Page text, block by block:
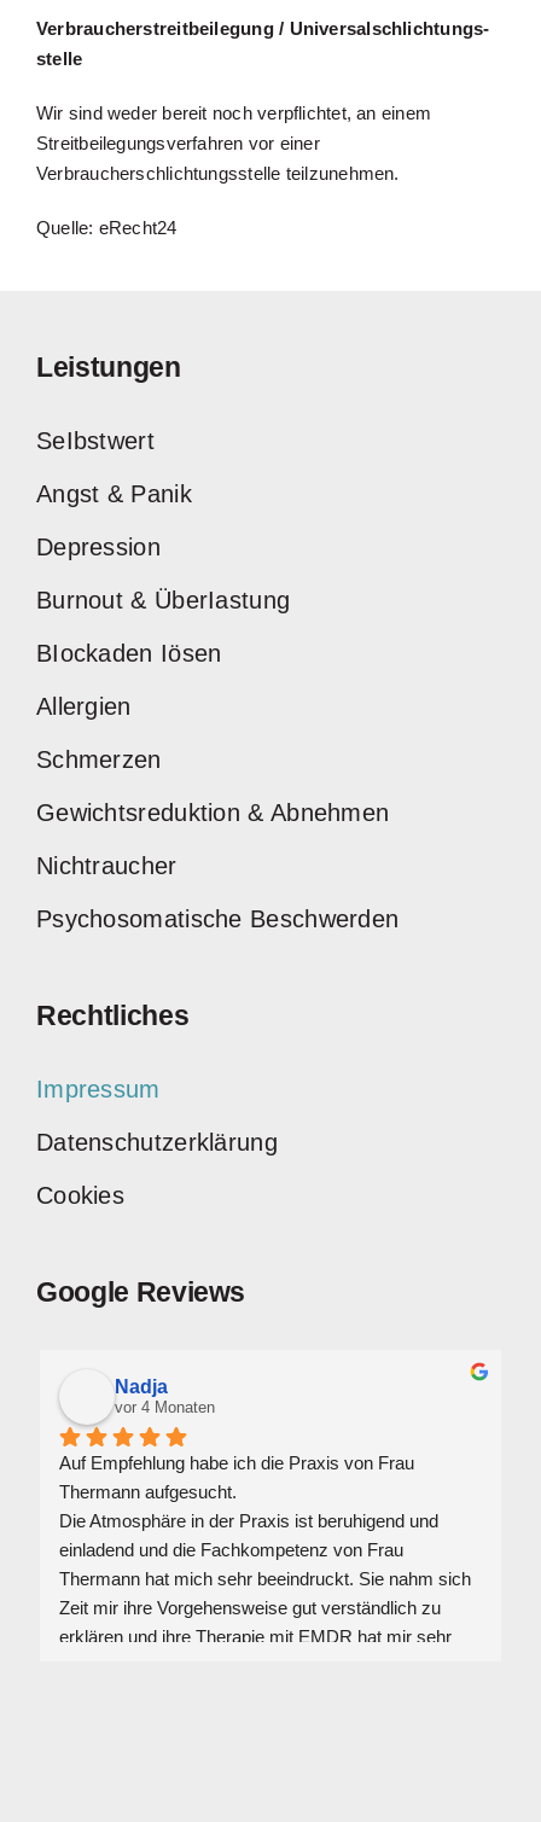
Verbraucher­streit­beilegung / Universal­schlichtungs­
stelle
Wir sind weder bereit noch verpflichtet, an einem
Streitbeilegungsverfahren vor einer
Verbraucherschlichtungsstelle teilzunehmen.
Quelle: eRecht24
Leistungen
SeIbstwert
Angst & Panik
Depression
Burnout & ÜberIastung
BIockaden Iösen
Allergien
Schmerzen
Gewichtsreduktion & Abnehmen
Nichtraucher
Psychosomatische Beschwerden
Rechtliches
Impressum
Datenschutzerklärung
Cookies
Google Reviews
Nadja
vor 4 Monaten
Auf Empfehlung habe ich die Praxis von Frau
Thermann aufgesucht.
Die Atmosphäre in der Praxis ist beruhigend und
einladend und die Fachkompetenz von Frau
Thermann hat mich sehr beeindruckt. Sie nahm sich
Zeit mir ihre Vorgehensweise gut verständlich zu
erklären und ihre Therapie mit EMDR hat mir sehr